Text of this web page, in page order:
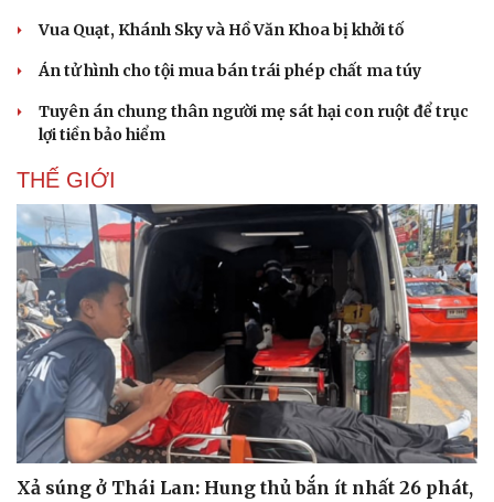
Cải chính
Vua Quạt, Khánh Sky và Hồ Văn Khoa bị khởi tố
Án tử hình cho tội mua bán trái phép chất ma túy
Tuyên án chung thân người mẹ sát hại con ruột để trục
lợi tiền bảo hiểm
THẾ GIỚI
Xả súng ở Thái Lan: Hung thủ bắn ít nhất 26 phát,